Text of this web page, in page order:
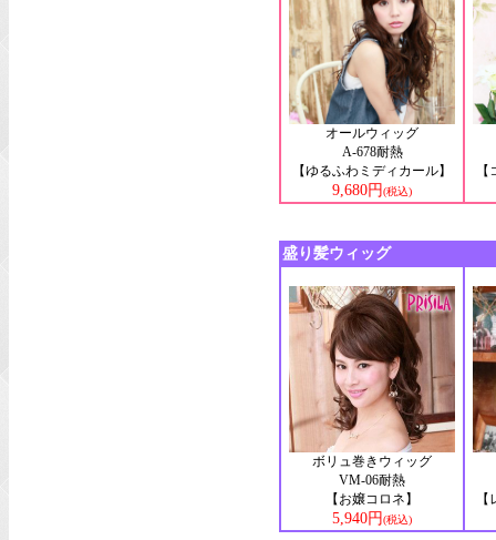
オールウィッグ
A-678耐熱
【ゆるふわミディカール】
9,680円(税込)
盛り髪ウィッグ
ボリュ巻きウィッグ
VM-06耐熱
【お嬢コロネ】
5,940円(税込)